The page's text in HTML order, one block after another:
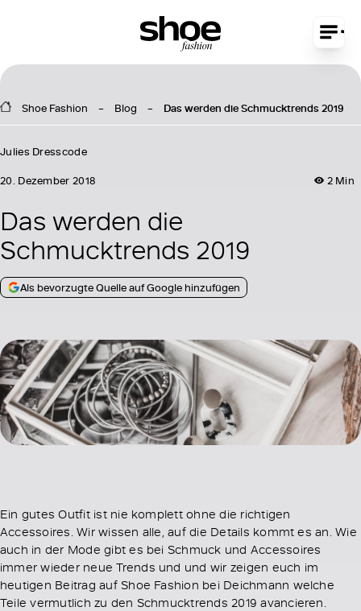
Shoe Fashion Blog Das werden die Schmucktrends 2019
Julies Dresscode
2 Min
20. Dezember 2018
Das werden die
Schmucktrends 2019
Als bevorzugte Quelle auf Google hinzufügen
Ein gutes Outfit ist nie komplett ohne die richtigen
Accessoires. Wir wissen alle, auf die Details kommt es an. Wie
auch in der Mode gibt es bei Schmuck und Accessoires
immer wieder neue Trends und und wir zeigen euch im
heutigen Beitrag auf Shoe Fashion bei Deichmann welche
Teile vermutlich zu den Schmucktrends 2019 avancieren.